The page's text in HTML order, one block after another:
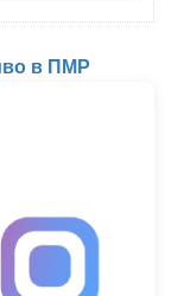
в ПМР